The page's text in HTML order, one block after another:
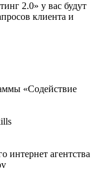
2.0» у вас будут
клиента и
«Содействие
интернет агентства